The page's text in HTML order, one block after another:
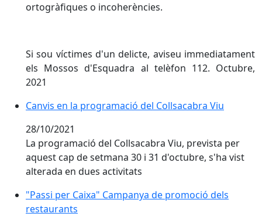
ortogràfiques o incoherències.
Si sou víctimes d'un delicte, aviseu immediatament
els Mossos d'Esquadra al telèfon 112. Octubre,
2021
Canvis en la programació del Collsacabra Viu
Canvis en la programació del Collsacabra Viu
28/10/2021
La programació del Collsacabra Viu, prevista per
aquest cap de setmana 30 i 31 d'octubre, s'ha vist
alterada en dues activitats
"Passi per Caixa" Campanya de promoció dels
"Passi per Caixa" Campanya de promoció dels
restaurants